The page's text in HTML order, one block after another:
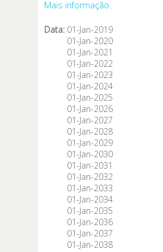
Mais informação.
Data: 01-Jan-2019
01-Jan-2020
01-Jan-2021
01-Jan-2022
01-Jan-2023
01-Jan-2024
01-Jan-2025
01-Jan-2026
01-Jan-2027
01-Jan-2028
01-Jan-2029
01-Jan-2030
01-Jan-2031
01-Jan-2032
01-Jan-2033
01-Jan-2034
01-Jan-2035
01-Jan-2036
01-Jan-2037
01-Jan-2038